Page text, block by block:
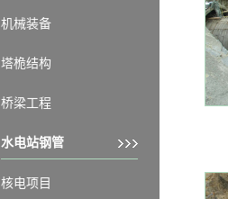
机械装备
塔桅结构
桥梁工程
水电站钢管
核电项目